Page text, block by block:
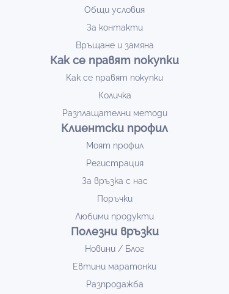
Общи условия
За контакти
Връщане и замяна
Как се правят покупки
Как се правят покупки
Количка
Разплащателни методи
Клиентски профил
Моят профил
Регистрация
За връзка с нас
Поръчки
Любими продукти
Полезни връзки
Новини / Блог
Евтини маратонки
Разпродажба